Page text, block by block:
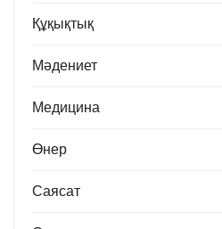
Құқықтық
Мәдениет
Медицина
Өнер
Саясат